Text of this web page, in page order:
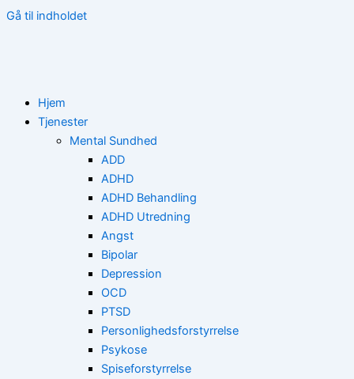
Gå til indholdet
Hjem
Tjenester
Mental Sundhed
ADD
ADHD
ADHD Behandling
ADHD Utredning
Angst
Bipolar
Depression
OCD
PTSD
Personlighedsforstyrrelse
Psykose
Spiseforstyrrelse